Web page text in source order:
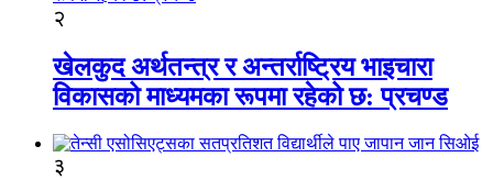
२
खेलकुद अर्थतन्त्र र अन्तर्राष्ट्रिय भाइचारा
विकासको माध्यमका रूपमा रहेको छ: प्रचण्ड
३